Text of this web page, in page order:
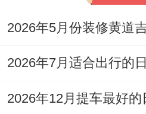
动土事关重大、避忌不
须避开:「月破日」（等
「五黄煞」飞临之方动